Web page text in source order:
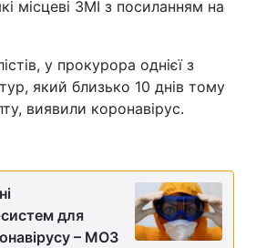
місцеві ЗМІ з посиланням на
у прокурора однієї з
який близько 10 днів тому
виявили коронавірус.
для
– МОЗ